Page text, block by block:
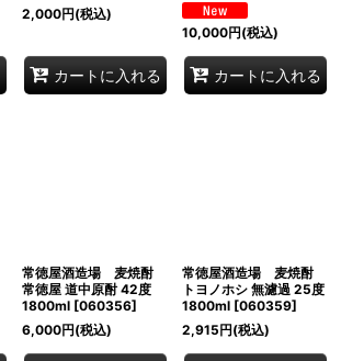
2,000円(税込)
カートに入れる
10,000円(税込)
カートに入れる
常徳屋酒造場 麦焼酎
常徳屋 道中原酎 42度
1800ml [060356]
6,000円(税込)
常徳屋酒造場 麦焼酎
トヨノホシ 無濾過 25度
1800ml [060359]
2,915円(税込)